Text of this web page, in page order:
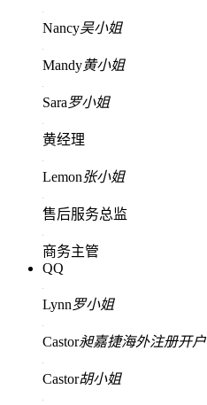
Nancy吴小姐
Mandy黄小姐
Sara罗小姐
黄经理
Lemon张小姐
售后服务总监
商务主管
QQ
Lynn罗小姐
Castor昶嘉捷海外注册开户
Castor胡小姐